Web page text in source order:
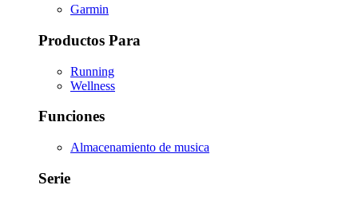
Garmin
Productos Para
Running
Wellness
Funciones
Almacenamiento de musica
Serie